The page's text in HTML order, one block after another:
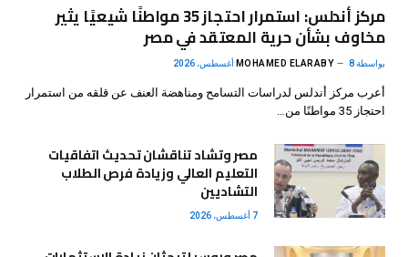
مركز أندلس: استمرار احتجاز 35 مواطنًا شيعيًا يثير
مخاوف بشأن حرية المعتقد في مصر
بواسطة MOHAMED ELARABY 8 أغسطس، 2026
أعرب مركز أندلس لدراسات التسامح ومناهضة العنف عن قلقه من استمرار
احتجاز 35 مواطنًا من…
مصر وتشاد تناقشان تحديث اتفاقيات
التعليم العالي وزيادة فرص الطلاب
التشاديين
7 أغسطس، 2026